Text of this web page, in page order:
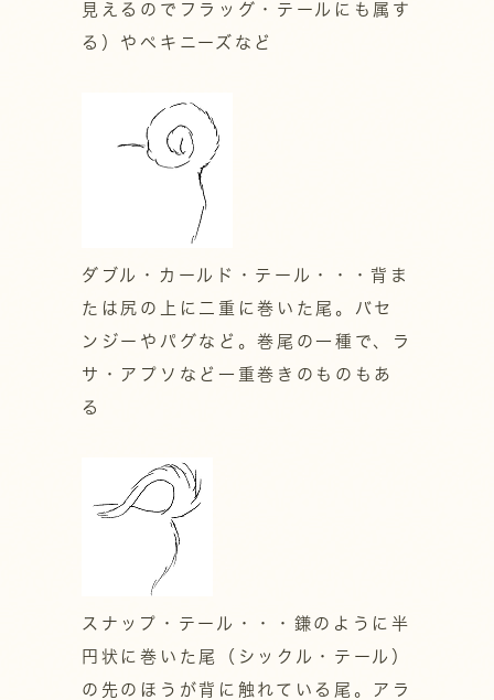
見えるのでフラッグ・テールにも属す
る）やペキニーズなど
ダブル・カールド・テール・・・背ま
たは尻の上に二重に巻いた尾。バセ
ンジーやパグなど。巻尾の一種で、ラ
サ・アプソなど一重巻きのものもあ
る
スナップ・テール・・・鎌のように半
円状に巻いた尾（シックル・テール）
の先のほうが背に触れている尾。アラ